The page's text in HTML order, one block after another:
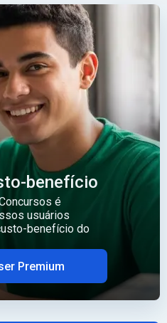
benefício
é
usuários
benefício do
Premium